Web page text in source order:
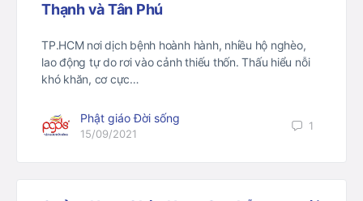
Thạnh và Tân Phú
TP.HCM nơi dịch bệnh hoành hành, nhiều hộ nghèo,
lao động tự do rơi vào cảnh thiếu thốn. Thấu hiểu nỗi
khó khăn, cơ cực…
Phật giáo Đời sống
15/09/2021
1